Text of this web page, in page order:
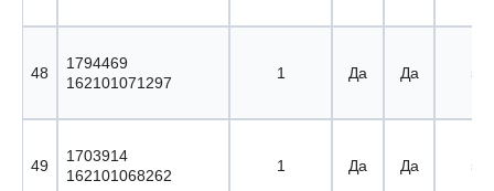
48
1794469
162101071297
1 Да Да 56
49
1703914
162101068262
1 Да Да 57